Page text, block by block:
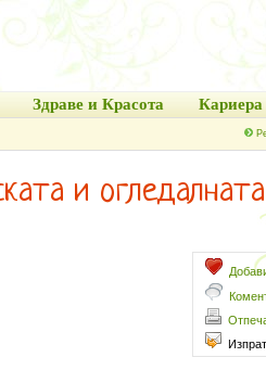
Здраве и Красота Кариера
и